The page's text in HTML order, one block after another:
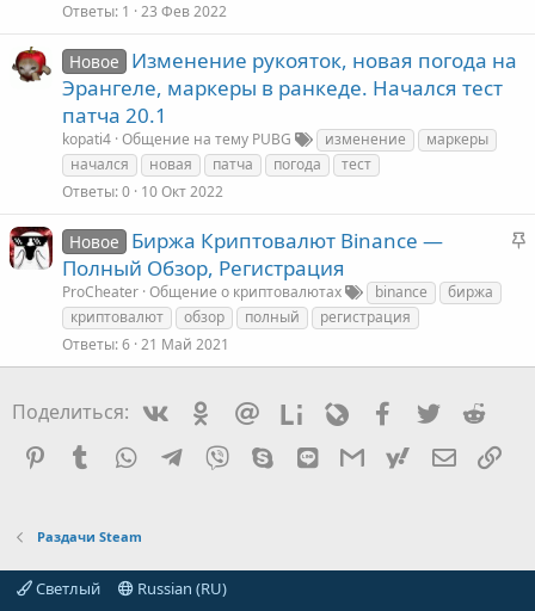
Ответы 1 23 Фев 2022
Новое
Изменение рукояток, новая погода на
Эрангеле, маркеры в ранкеде. Начался тест
патча 20.1
kopati4 Общение на тему PUBG изменение
маркеры
начался
новая патча погода
тест
Ответы 0 10 Окт 2022
З
п
Новое
Биржа Криптовалют Binance —
Полный Обзор, Регистрация
ProCheater Общение о криптовалютах binance
биржа
криптовалют
обзор полный
регистрация
Ответы 6 21 Май 2021
Поделиться: VkontakteOdnoklassniki
Mail.ruLiveinternetLivejournalFacebook
Twitter
Pinterest
Tumblr WhatsAppTelegram
Viber Skype LineGmailyahoomail
Раздачи Steam
Светлый Russian (RU)